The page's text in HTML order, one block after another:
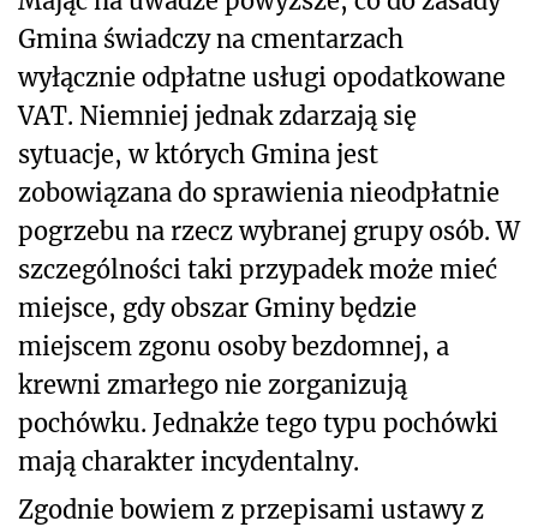
Gmina świadczy na cmentarzach
wyłącznie odpłatne usługi opodatkowane
VAT. Niemniej jednak zdarzają się
sytuacje, w których Gmina jest
zobowiązana do sprawienia nieodpłatnie
pogrzebu na rzecz wybranej grupy osób. W
szczególności taki przypadek może mieć
miejsce, gdy obszar Gminy będzie
miejscem zgonu osoby bezdomnej, a
krewni zmarłego nie zorganizują
pochówku. Jednakże tego typu pochówki
mają charakter incydentalny.
Zgodnie bowiem z przepisami ustawy z